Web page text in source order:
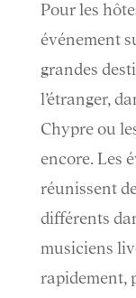
Pour les
événement
grandes
l’étranger,
Chypre ou
encore. Les
réunissent
différents
musiciens
rapidement,